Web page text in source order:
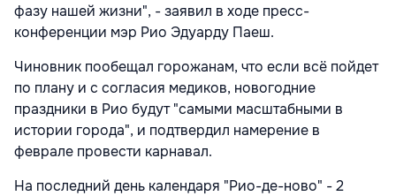
фазу нашей жизни", - заявил в ходе пресс-
конференции мэр Рио Эдуарду Паеш.
Чиновник пообещал горожанам, что если всё пойдет
по плану и с согласия медиков, новогодние
праздники в Рио будут "самыми масштабными в
истории города", и подтвердил намерение в
феврале провести карнавал.
На последний день календаря "Рио-де-ново" - 2